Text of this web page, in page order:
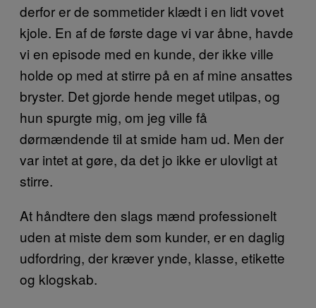
derfor er de sommetider klædt i en lidt vovet
kjole. En af de første dage vi var åbne, havde
vi en episode med en kunde, der ikke ville
holde op med at stirre på en af mine ansattes
bryster. Det gjorde hende meget utilpas, og
hun spurgte mig, om jeg ville få
dørmændende til at smide ham ud. Men der
var intet at gøre, da det jo ikke er ulovligt at
stirre.
At håndtere den slags mænd professionelt
uden at miste dem som kunder, er en daglig
udfordring, der kræver ynde, klasse, etikette
og klogskab.